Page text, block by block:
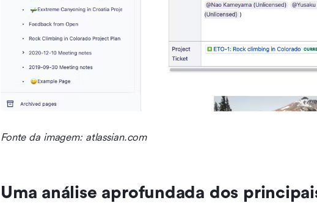
Fonte da imagem: atlassian.com
Uma análise aprofundada dos